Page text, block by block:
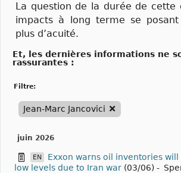
La question de la durée de cette
impacts à long terme se
plus d’acuité.
Et, les dernières informations ne sont pas
rassurantes :
filtre:
Jean-Marc Jancovici
juin 2026
EN
Exxon warns oil inventories
low levels due to Iran war (03/06) -